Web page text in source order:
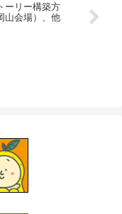
ーリー構築方
山会場）、他